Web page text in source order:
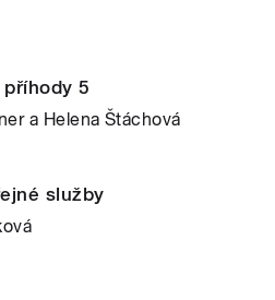
5
a Helena Štáchová
služby